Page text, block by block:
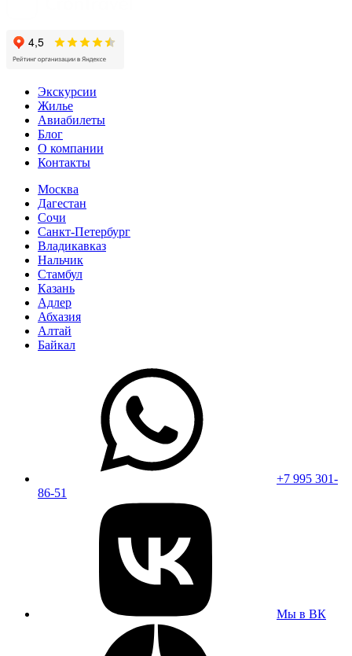
Экскурсии
Жилье
Авиабилеты
Блог
О компании
Контакты
Москва
Дагестан
Сочи
Санкт-Петербург
Владикавказ
Нальчик
Стамбул
Казань
Адлер
Абхазия
Алтай
Байкал
+7 995 301-
86-51
Мы в ВК